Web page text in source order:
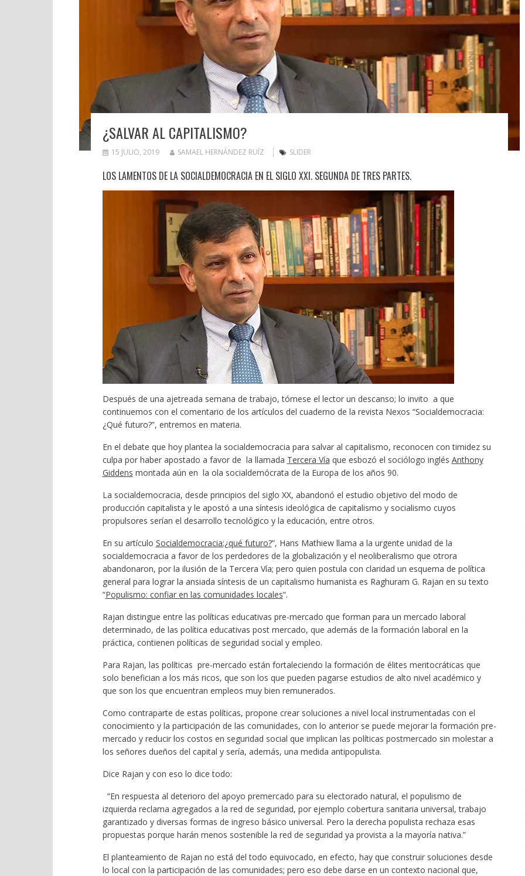
¿SALVAR AL CAPITALISMO?
15 JULIO, 2019 SAMAEL HERNÁNDEZ RUÍZ SLIDER
LOS LAMENTOS DE LA SOCIALDEMOCRACIA EN EL SIGLO XXI. SEGUNDA DE TRES PARTES.
Después de una ajetreada semana de trabajo, tómese el lector un descanso; lo invito a que
continuemos con el comentario de los artículos del cuaderno de la revista Nexos “Socialdemocracia:
¿Qué futuro?”, entremos en materia.
En el debate que hoy plantea la socialdemocracia para salvar al capitalismo, reconocen con timidez su
culpa por haber apostado a favor de la llamada Tercera Vía que esbozó el sociólogo inglés Anthony
Giddens montada aún en la ola socialdemócrata de la Europa de los años 90.
La socialdemocracia, desde principios del siglo XX, abandonó el estudio objetivo del modo de
producción capitalista y le apostó a una síntesis ideológica de capitalismo y socialismo cuyos
propulsores serían el desarrollo tecnológico y la educación, entre otros.
En su artículo Socialdemocracia:¿qué futuro?“, Hans Mathiew llama a la urgente unidad de la
socialdemocracia a favor de los perdedores de la globalización y el neoliberalismo que otrora
abandonaron, por la ilusión de la Tercera Vía; pero quien postula con claridad un esquema de política
general para lograr la ansiada síntesis de un capitalismo humanista es Raghuram G. Rajan en su texto
“Populismo: confiar en las comunidades locales“.
Rajan distingue entre las políticas educativas pre-mercado que forman para un mercado laboral
determinado, de las política educativas post mercado, que además de la formación laboral en la
práctica, contienen políticas de seguridad social y empleo.
Para Rajan, las políticas pre-mercado están fortaleciendo la formación de élites meritocráticas que
solo benefician a los más ricos, que son los que pueden pagarse estudios de alto nivel académico y
que son los que encuentran empleos muy bien remunerados.
Como contraparte de estas políticas, propone crear soluciones a nivel local instrumentadas con el
conocimiento y la participación de las comunidades, con lo anterior se puede mejorar la formación pre-
mercado y reducir los costos en seguridad social que implican las políticas postmercado sin molestar a
los señores dueños del capital y sería, además, una medida antipopulista.
Dice Rajan y con eso lo dice todo:
“En respuesta al deterioro del apoyo premercado para su electorado natural, el populismo de
izquierda reclama agregados a la red de seguridad, por ejemplo cobertura sanitaria universal, trabajo
garantizado y diversas formas de ingreso básico universal. Pero la derecha populista rechaza esas
propuestas porque harán menos sostenible la red de seguridad ya provista a la mayoría nativa.”
El planteamiento de Rajan no está del todo equivocado, en efecto, hay que construir soluciones desde
lo local con la participación de las comunidades; pero eso debe darse en un contexto nacional que,